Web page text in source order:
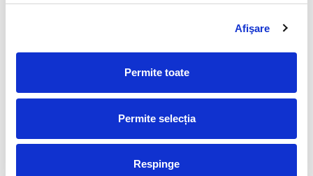
Afişare
Permite toate
Permite selecția
Respinge